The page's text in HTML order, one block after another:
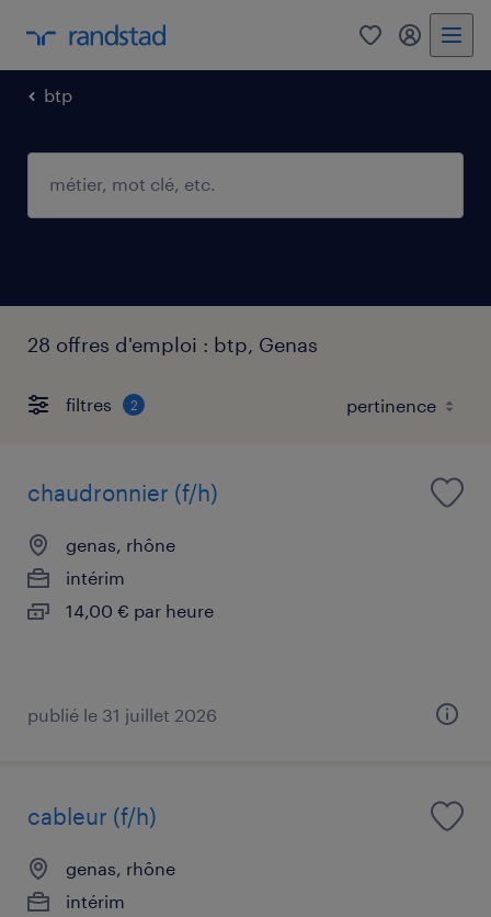
0 mon
btp
28 offres d'emploi : btp, Genas
filtres 2
chaudronnier (f/h)
genas, rhône
intérim
14,00 € par heure
publié le 31 juillet 2026
cableur (f/h)
genas, rhône
intérim